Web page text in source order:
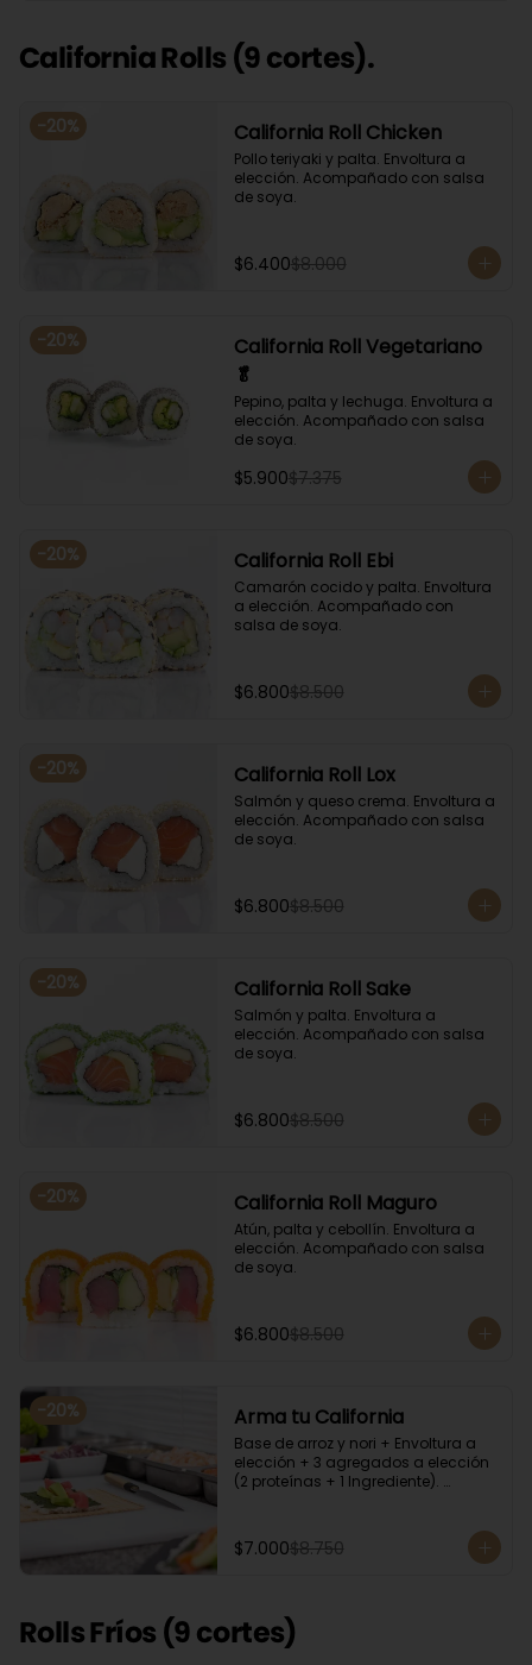
California Rolls (9 cortes).
-20% California Roll Chicken
Pollo teriyaki y palta. Envoltura a
elección. Acompañado con salsa
de soya.
$6.400$8.000
-20%
California Roll Vegetariano
🥬
Pepino, palta y lechuga. Envoltura a
elección. Acompañado con salsa
de soya.
$5.900$7.375
-20% California Roll Ebi
Camarón cocido y palta. Envoltura
a elección. Acompañado con
salsa de soya.
$6.800$8.500
-20% California Roll Lox
Salmón y queso crema. Envoltura a
elección. Acompañado con salsa
de soya.
$6.800$8.500
-20% California Roll Sake
Salmón y palta. Envoltura a
elección. Acompañado con salsa
de soya.
$6.800$8.500
-20% California Roll Maguro
Atún, palta y cebollín. Envoltura a
elección. Acompañado con salsa
de soya.
$6.800$8.500
-20% Arma tu California
Base de arroz y nori + Envoltura a
elección + 3 agregados a elección
(2 proteínas + 1 Ingrediente).
$7.000$8.750
Rolls Fríos (9 cortes)